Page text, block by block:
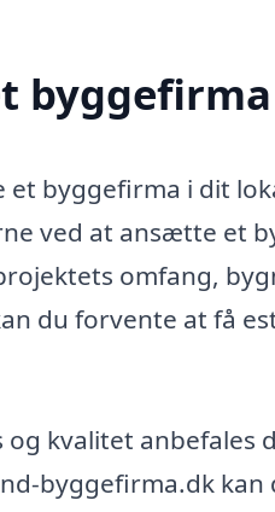
byggefirma
et byggefirma i dit
ved at ansætte et
omfang,
du forvente at få
og kvalitet
byggefirma.dk